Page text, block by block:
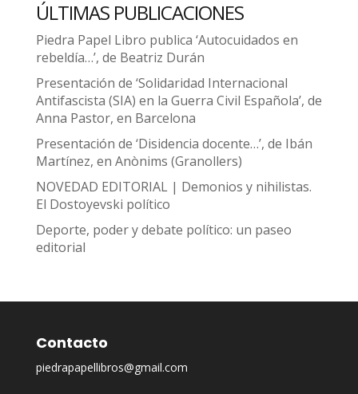
ÚLTIMAS PUBLICACIONES
Piedra Papel Libro publica ‘Autocuidados en
rebeldía…’, de Beatriz Durán
Presentación de ‘Solidaridad Internacional
Antifascista (SIA) en la Guerra Civil Española’, de
Anna Pastor, en Barcelona
Presentación de ‘Disidencia docente…’, de Ibán
Martínez, en Anònims (Granollers)
NOVEDAD EDITORIAL | Demonios y nihilistas.
El Dostoyevski político
Deporte, poder y debate político: un paseo
editorial
Contacto
piedrapapellibros@gmail.com